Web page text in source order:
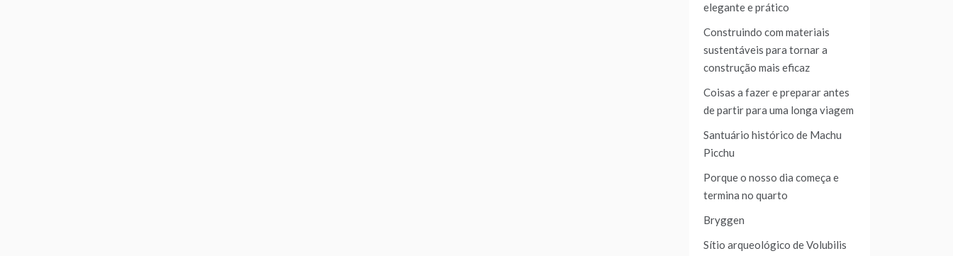
elegante e prático
Construindo com materiais
sustentáveis para tornar a
construção mais eficaz
Coisas a fazer e preparar antes
de partir para uma longa viagem
Santuário histórico de Machu
Picchu
Porque o nosso dia começa e
termina no quarto
Bryggen
Sítio arqueológico de Volubilis